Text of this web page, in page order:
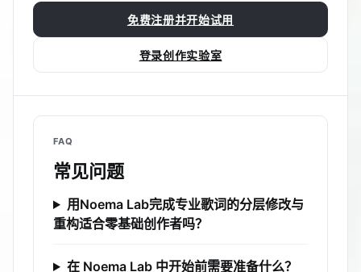
免费注册并开始试用
登录创作实验室
FAQ
常见问题
用Noema Lab完成专业歌词的分层修改与
重构适合零基础创作者吗？
在 Noema Lab 中开始前需要准备什么？